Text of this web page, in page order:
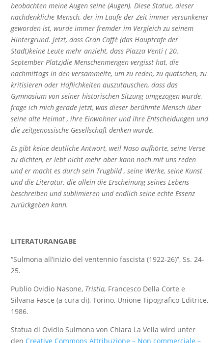
beobachten meine Augen seine (Augen). Diese Statue, dieser
nachdenkliche Mensch, der im Laufe der Zeit immer versunkener
geworden ist, wurde immer fremder im Vergleich zu seinem
Hintergrund. Jetzt, dass Gran Caffè (das Hauptcafe der
Stadt)keine Leute mehr anzieht, dass Piazza Venti ( 20.
September Platz)die Menschenmengen vergisst hat, die
nachmittags in den versammelte, um zu reden, zu quatschen, zu
kritisieren oder Höflichkeiten auszutauschen, dass das
Gymnasium von seiner historischen Sitzung umgezogen wurde,
frage ich mich gerade jetzt, was dieser berühmte Mensch über
seine alte Heimat , ihre Einwohner und ihre Entscheidungen und
die zeitgenössische Gesellschaft denken würde.
Es gibt keine deutliche Antwort, weil Naso aufhörte, seine Verse
zu dichten, er lebt nicht mehr aber kann noch mit uns reden
und er macht es durch sein Trugbild , seine Werke, seine Kunst
und die Literatur, die allein die Erscheinung seines Lebens
beschreiben und sublimieren und endlich seine echte Essenz
zurückgeben kann.
LITERATURANGABE
“Sulmona all’inizio del ventennio fascista (1922-26)”, Ss. 24-
25.
Publio Ovidio Nasone, Tristia, Francesco Della Corte e
Silvana Fasce (a cura di), Torino, Unione Tipografico-Editrice,
1986.
Statua di Ovidio Sulmona von Chiara La Vella wird unter
den Creative Commons Attribuzione – Non commerciale –